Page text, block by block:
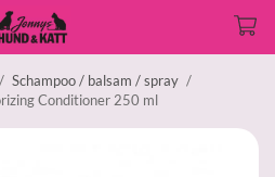
/ Schampoo / balsam / spray /
Conditioner 250 ml